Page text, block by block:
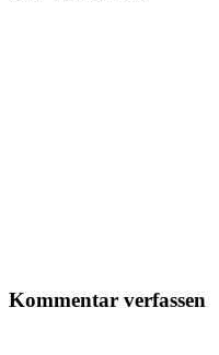
Kommentar verfassen